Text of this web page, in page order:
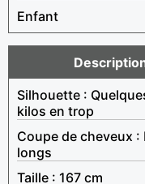
Enfant
Silhouette :
kilos en trop
Coupe de cheveux :
longs
Taille : 167 cm